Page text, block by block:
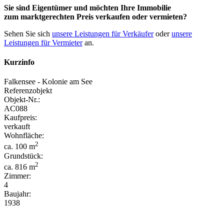
Sie sind Eigentümer und möchten Ihre Immobilie
zum marktgerechten Preis verkaufen oder vermieten?
Sehen Sie sich unsere Leistungen für Verkäuferoderunsere
Leistungen für Vermieteran.
Kurzinfo
Falkensee - Kolonie am See
Referenzobjekt
Objekt-Nr.:
AC088
Kaufpreis:
verkauft
Wohnfläche:
ca. 100 m2
Grundstück:
ca. 816 m2
Zimmer:
4
Baujahr:
1938